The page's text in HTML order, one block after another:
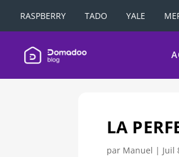
RASPBERRY TADO YALE
LA
par Manuel | Juil